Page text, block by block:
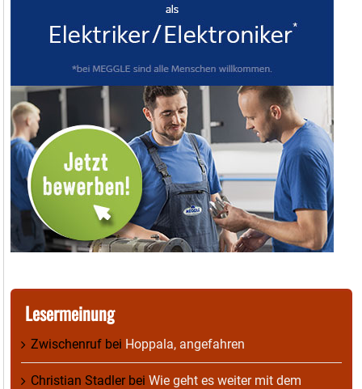
Lesermeinung
Zwischenruf bei Hoppala, angefahren
Christian Stadlerbei Wie geht es weiter mit dem